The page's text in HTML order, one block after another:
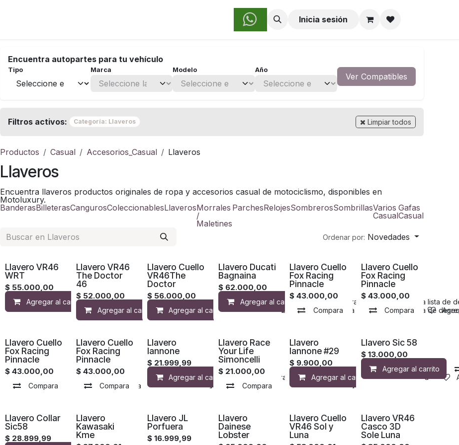
Sobre Nosotros Inicia sesión
Encuentra autopartes para tu vehículo
Tipo Marca Modelo Año
Ver Compatibles
Filtros activos: Categoría: Llaveros Limpiar todos
Productos Casual Accesorios_Casual Llaveros
Llaveros
Encuentra llaveros productos originales de ropa y accesorios casual de motociclismo, disponibles en
Motoluxury.
BanderasBilleterasCangurosColeccionablesLlaverosMorrales
/
Maletines
ParchesRelojesSombrerosSombrillasVarios
Casual
Gafas
Casual
Ordenar por: Novedades
Llavero VR46
WRT
$ 55.000,00
Agregar al carrito Compara Agregar a la lista de deseos
Llavero VR46
The Doctor
46
$ 52.000,00
Agregar al carrito Compara Agregar a la lista de deseos
Llavero Cuello
VR46The
Doctor
$ 56.000,00
Agregar al carrito Compara Agregar a la lista de deseos
Llavero Ducati
Bagnaina
$ 62.000,00
Agregar al carrito Compara Agregar a la lista de
Llavero Cuello
Fox Racing
Pinnacle
$43.000,00
Compara Agregar a la lista de
Llavero Cuello
Fox Racing
Pinnacle
$ 43.000,00
Compara
Llavero Cuello
Fox Racing
Pinnacle
$ 43.000,00
Compara Agregar a la lista de deseos
Llavero Cuello
Fox Racing
Pinnacle
$ 43.000,00
Compara Agregar a la lista de deseos
Llavero
Iannone
$ 21.999,99
Agregar al carrito Compara Agregar a la lista de deseos
Llavero Race
Your Life
Simoncelli
$ 21.000,00
Compara Agregar a la lista de deseos
Llavero
Iannone #29
$ 9.900,00
Agregar al carrito Compara
Llavero Sic 58
$ 13.000,00
Agregar al carrito
Llavero Collar
Sic58
$ 28.899,99
Llavero
Kawasaki
Kme
Llavero JL
Porfuera
$16.999,99
Llavero
Dainese
Lobster
Llavero Cuello
VR46 Sol y
Luna
Llavero VR46
Casco 3D
Sole Luna